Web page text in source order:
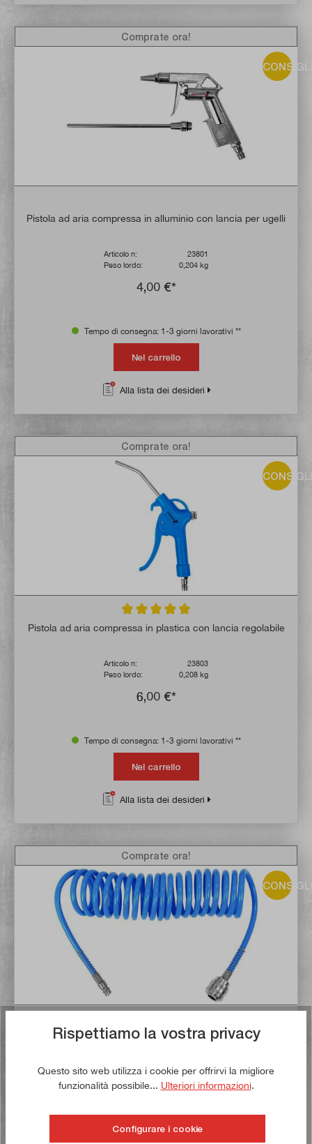
Pistola ad aria compressa in alluminio con lancia per ugelli
Articolo n:
23801
Peso lordo:
0,204 kg
4,00 €*
Comprate ora!
Tempo di consegna: 1-3 giorni lavorativi **
Nel carrello
Alla lista dei desideri
Valutazione media di 5 su 5 stelle
Pistola ad aria compressa in plastica con lancia regolabile
Articolo n:
23803
Peso lordo:
0,208 kg
6,00 €*
Comprate ora!
Tempo di consegna: 1-3 giorni lavorativi **
Nel carrello
Alla lista dei desideri
Valutazione media di 5 su 5 stelle
Tubo flessibile per aria compressa da 6 metri (DN 7,2)
Articolo n:
23809
Peso lordo:
0,311 kg
Comprate ora!
Rispettiamo la vostra privacy
Questo sito web utilizza i cookie per offrirvi la migliore
funzionalità possibile... Ulteriori informazioni.
Configurare i cookie